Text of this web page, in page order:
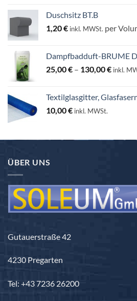
Duschsitz BT.B
1,20€ inkl. MWSt. per
Dampfbadduft-BRUME
25,00€ – 130,00€
130,00
inkl.
Textilglasgitter,
10,00€ inkl. MWSt.
ÜBER UNS
Gutauerstraße 42
4230 Pregarten
Tel: +43 7236 26200